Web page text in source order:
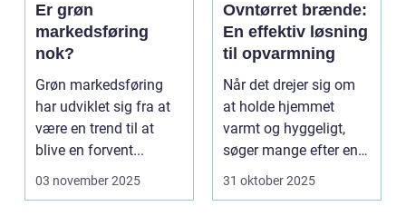
Er grøn
markedsføring
nok?
Grøn markedsføring
har udviklet sig fra at
være en trend til at
blive en forvent...
03 november 2025
Ovntørret brænde:
En effektiv løsning
til opvarmning
Når det drejer sig om
at holde hjemmet
varmt og hyggeligt,
søger mange efter en
bæ...
31 oktober 2025